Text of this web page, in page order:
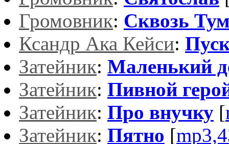
Громовник: Сквозь
Ксандр Ака Кейси:
Затейник: Маленький
Затейник: Пивной
Затейник: Про внучку [
Затейник: Пятно [